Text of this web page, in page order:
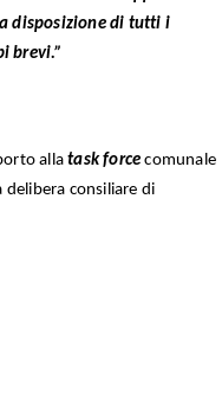
disposizione di tutti i
brevi.”
allatask force comunale
delibera consiliare di